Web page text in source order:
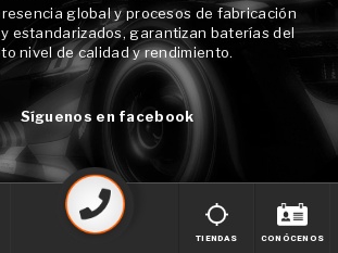
global y procesos de fabricación
estandarizados, garantizan baterías del
nivel de calidad y rendimiento.
Síguenos en facebook
TIENDAS CONÓCENOS